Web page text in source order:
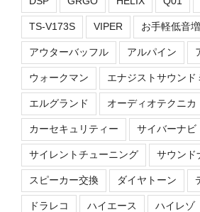
TS-V173S VIPER お手軽低音
アウターバッフル アルパイン
ウォークマン エナジストサウンド
エルグランド オーディオテクニカ
カーセキュリティー サイバーナビ
サイレントチューニング サウンド
スピーカー交換 ダイヤトーン
ドラレコ ハイエース ハイレゾ